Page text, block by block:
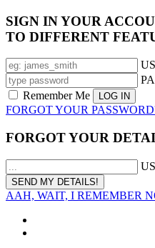
SIGN IN YOUR
TO DIFFERENT
Remember Me
FORGOT YOUR
FORGOT YOUR
AAH, WAIT, I REMEMBER